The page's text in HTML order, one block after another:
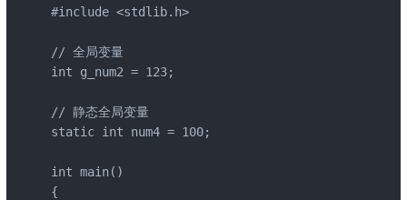
#include <stdlib.h>
// 全局变量
int g_num2 = 123;
// 静态全局变量
static int num4 = 100;
int main()
{